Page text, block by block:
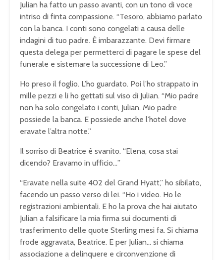
Julian ha fatto un passo avanti, con un tono di voce
intriso di finta compassione. “Tesoro, abbiamo parlato
con la banca. I conti sono congelati a causa delle
indagini di tuo padre. È imbarazzante. Devi firmare
questa delega per permetterci di pagare le spese del
funerale e sistemare la successione di Leo.”
Ho preso il foglio. L’ho guardato. Poi l’ho strappato in
mille pezzi e li ho gettati sul viso di Julian. “Mio padre
non ha solo congelato i conti, Julian. Mio padre
possiede la banca. E possiede anche l’hotel dove
eravate l’altra notte.”
Il sorriso di Beatrice è svanito. “Elena, cosa stai
dicendo? Eravamo in ufficio…”
“Eravate nella suite 402 del Grand Hyatt,” ho sibilato,
facendo un passo verso di lei. “Ho i video. Ho le
registrazioni ambientali. E ho la prova che hai aiutato
Julian a falsificare la mia firma sui documenti di
trasferimento delle quote Sterling mesi fa. Si chiama
frode aggravata, Beatrice. E per Julian… si chiama
associazione a delinquere e circonvenzione di